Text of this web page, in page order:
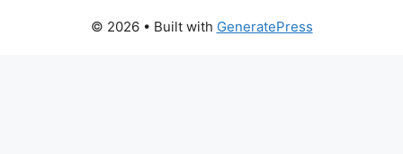
© 2026 • Built with GeneratePress